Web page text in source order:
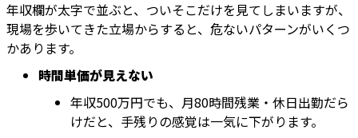
年収欄が太字で並ぶと、ついそこだけを見てしまいますが、
現場を歩いてきた立場からすると、危ないパターンがいくつ
かあります。
時間単価が見えない
年収500万円でも、月80時間残業・休日出勤だら
けだと、手残りの感覚は一気に下がります。